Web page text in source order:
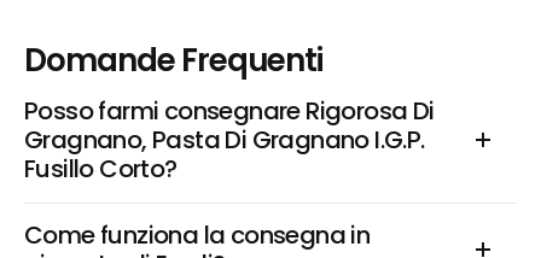
Domande Frequenti
Posso farmi consegnare Rigorosa Di
Gragnano, Pasta Di Gragnano I.G.P.
Fusillo Corto?
Come funziona la consegna in